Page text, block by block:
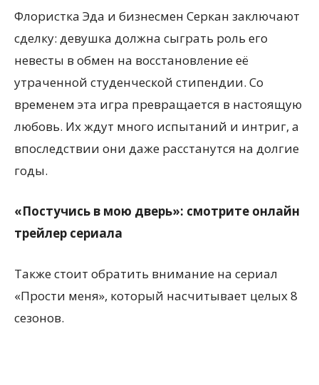
Флористка Эда и бизнесмен Серкан заключают
сделку: девушка должна сыграть роль его
невесты в обмен на восстановление её
утраченной студенческой стипендии. Со
временем эта игра превращается в настоящую
любовь. Их ждут много испытаний и интриг, а
впоследствии они даже расстанутся на долгие
годы.
«Постучись в мою дверь»: смотрите онлайн
трейлер сериала
Также стоит обратить внимание на сериал
«Прости меня», который насчитывает целых 8
сезонов.